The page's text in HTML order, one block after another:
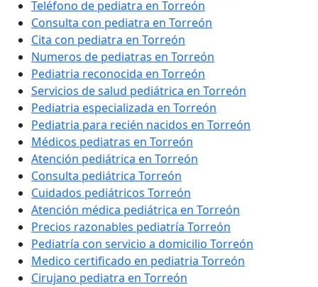
Teléfono de pediatra en Torreón
Consulta con pediatra en Torreón
Cita con pediatra en Torreón
Numeros de pediatras en Torreón
Pediatria reconocida en Torreón
Servicios de salud pediátrica en Torreón
Pediatria especializada en Torreón
Pediatria para recién nacidos en Torreón
Médicos pediatras en Torreón
Atención pediátrica en Torreón
Consulta pediátrica Torreón
Cuidados pediátricos Torreón
Atención médica pediátrica en Torreón
Precios razonables pediatría Torreón
Pediatría con servicio a domicilio Torreón
Medico certificado en pediatria Torreón
Cirujano pediatra en Torreón